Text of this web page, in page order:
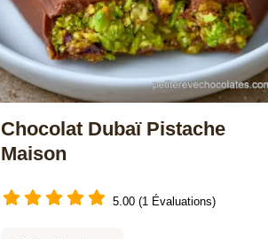
Chocolat Dubaï Pistache
Maison
5.00 (1 Évaluations)